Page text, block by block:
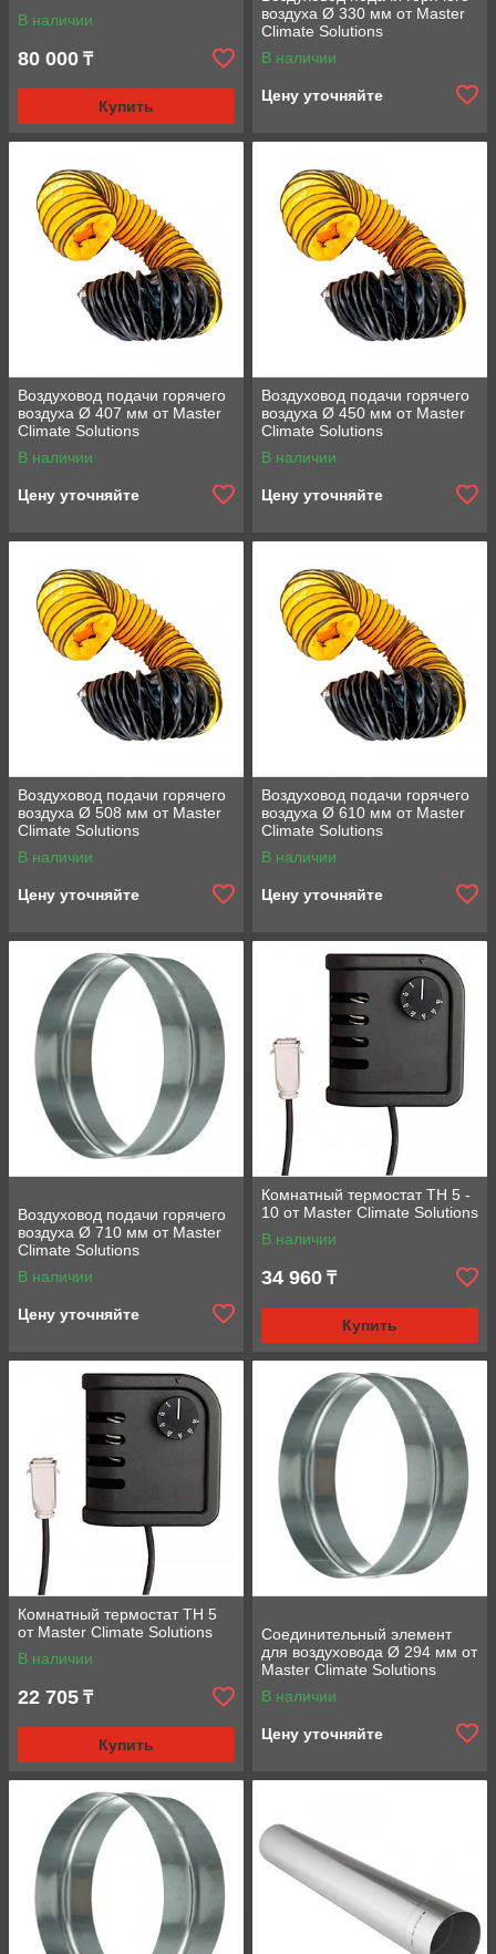
В наличии
80 000 ₸
Купить
воздуха Ø 330 мм от Master
Climate Solutions
В наличии
Цену уточняйте
Воздуховод подачи горячего
воздуха Ø 407 мм от Master
Climate Solutions
В наличии
Цену уточняйте
Воздуховод подачи горячего
воздуха Ø 450 мм от Master
Climate Solutions
В наличии
Цену уточняйте
Воздуховод подачи горячего
воздуха Ø 508 мм от Master
Climate Solutions
В наличии
Цену уточняйте
Воздуховод подачи горячего
воздуха Ø 610 мм от Master
Climate Solutions
В наличии
Цену уточняйте
Воздуховод подачи горячего
воздуха Ø 710 мм от Master
Climate Solutions
В наличии
Цену уточняйте
Комнатный термостат TH 5 -
10 от Master Climate Solutions
В наличии
34 960 ₸
Купить
Комнатный термостат TH 5
от Master Climate Solutions
В наличии
22 705 ₸
Купить
Соединительный элемент
для воздуховода Ø 294 мм от
Master Climate Solutions
В наличии
Цену уточняйте